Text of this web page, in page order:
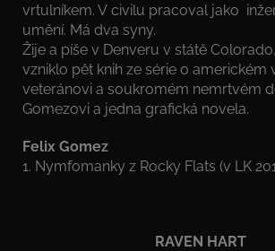
vrtulníkem. V civilu pracoval jako
umění. Má dva syny.
Žije a píše v Denveru v státě
vzniklo pět knih ze série o americkém
veteránovi a soukromém nemrtvém
Gomezovi a jedna grafická novela.
Felix Gomez
1. Nymfomanky z Rocky Flats (v LK
RAVEN HART